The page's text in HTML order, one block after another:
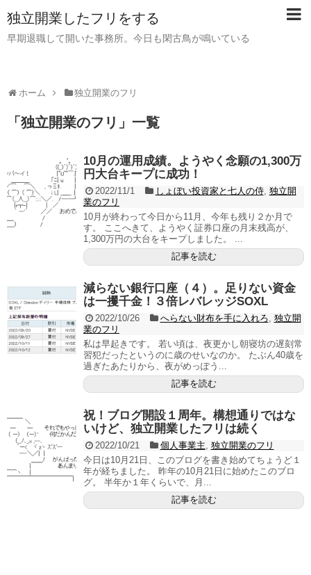
独立開業したフリをする
早期退職して開いた事務所。今日も閑古鳥が鳴いている
ホーム 独立開業のフリ
「 独立開業のフリ 」 一覧
10月の運用成績。ようやく念願の1,300万
円大台キープに成功！
2022/11/1 しょぼい投資家と七人の侍, 独立開
業のフリ
10月が終わって今日から11月、今年も残り２か月で
す。 ここへきて、ようやく証券口座の月末残高が、
1,300万円の大台をキープしました。 ...
記事を読む
減らない銀行口座（４）。足りない資金
は一攫千金！３倍レバレッジSOXL
2022/10/26 へらない財布を手に入れろ, 独立開
業のフリ
私は早起きです。 若い頃は、夜更かし朝寝坊の遅刻常
習犯だったというのに歳のせいなのか。 たぶん40歳を
過ぎたあたりから、夜がめっぽう...
記事を読む
祝！ブログ開設１周年。構想通りではな
いけど、独立開業したフリは続く
2022/10/21 個人事業主, 独立開業のフリ
今日は10月21日、このブログを書き始めてちょうど１
年が経ちました。 昨年の10月21日に始めたこのブロ
グ。 半年か１年くらいで、月...
記事を読む